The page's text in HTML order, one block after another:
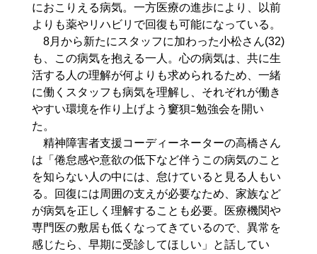
におこりえる病気。一方医療の進歩により、以前
よりも薬やリハビリで回復も可能になっている。
8月から新たにスタッフに加わった小松さん(32)
も、この病気を抱える一人。心の病気は、共に生
活する人の理解が何よりも求められるため、一緒
に働くスタッフも病気を理解し、それぞれが働き
やすい環境を作り上げよう窶狽ﾆ勉強会を開い
た。
精神障害者支援コーディーネーターの高橋さん
は「倦怠感や意欲の低下など伴うこの病気のこと
を知らない人の中には、怠けていると見る人もい
る。回復には周囲の支えが必要なため、家族など
が病気を正しく理解することも必要。医療機関や
専門医の敷居も低くなってきているので、異常を
感じたら、早期に受診してほしい」と話してい